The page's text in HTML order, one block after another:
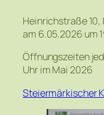
Heinrichstraße 10,
am 6.05.2026 um
Öffnungszeiten
Uhr im Mai 2026
Steiermärkischer